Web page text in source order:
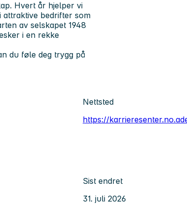
Hvert år hjelper vi
attraktive bedrifter som
av selskapet 1948
i en rekke
du føle deg trygg på
Nettsted
https://
Sist endret
31. juli 2026